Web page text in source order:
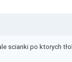
po ktorych